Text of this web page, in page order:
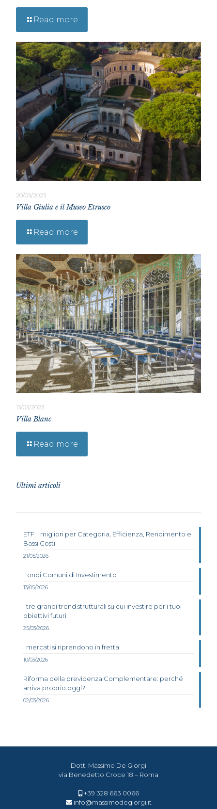
Read more
20/03/2023
Villa Giulia e il Museo Etrusco
Read more
13/03/2023
Villa Blanc
Read more
Ultimi articoli
ETF: i migliori per Categoria, Efficienza, Rendimento e
Bassi Costi
21/05/2026
Fondi Comuni di Investimento
13/05/2026
I tre grandi trend strutturali su cui investire per i tuoi
obiettivi futuri
25/03/2026
I mercati si riprendono in fretta
10/03/2026
Riforma della previdenza Complementare: perché
arriva proprio oggi?
02/03/2026
Dott. Massimo De Giorgi
via Benedetto Croce 18 – Roma
+39 328 663 0066
info@massimodegiorgi.it